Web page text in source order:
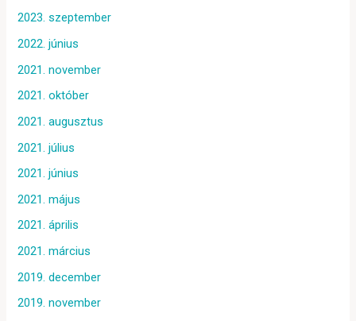
2023. szeptember
2022. június
2021. november
2021. október
2021. augusztus
2021. július
2021. június
2021. május
2021. április
2021. március
2019. december
2019. november